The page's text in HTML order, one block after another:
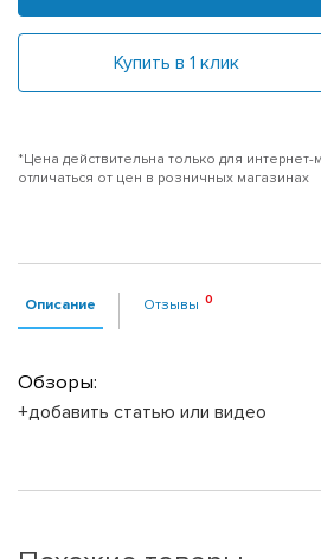
Купить в 1 клик
*Цена действительна только для
отличаться от цен в розничных магазинах
Описание Отзывы
Обзоры:
+добавить статью или видео